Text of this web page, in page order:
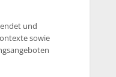
und
sowie